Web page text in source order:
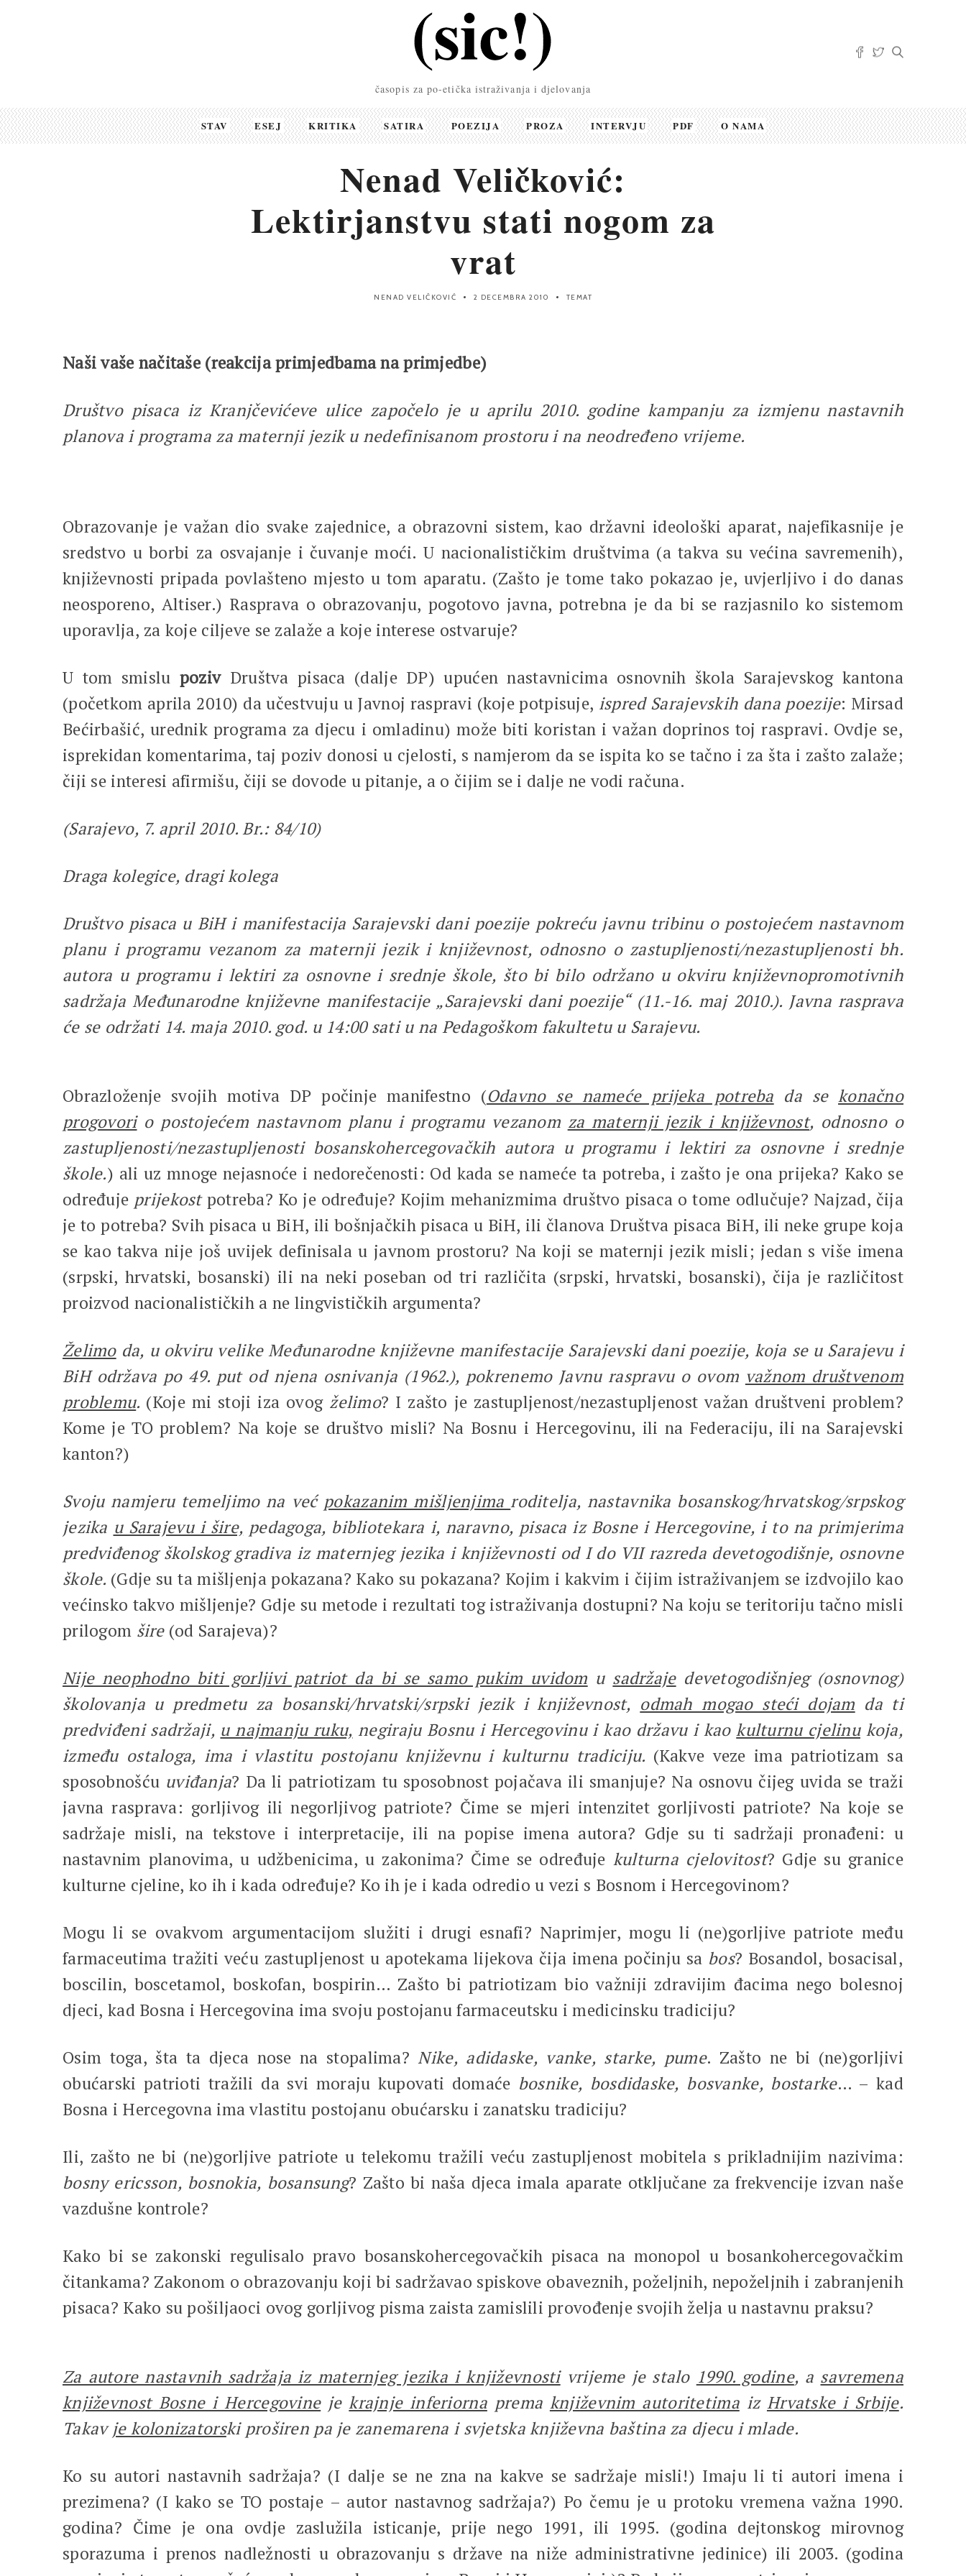
časopis za po-etička istraživanja i djelovanja
STAV ESEJ KRITIKA SATIRA POEZIJA PROZA INTERVJU PDF O NAMA
Nenad Veličković:
Lektirjanstvu stati nogom za
vrat
NENAD VELIČKOVIĆ 2 DECEMBRA 2010 TEMAT
Naši vaše načitaše (reakcija primjedbama na primjedbe)
Društvo pisaca iz Kranjčevićeve ulice započelo je u aprilu 2010. godine kampanju za izmjenu nastavnih
planova i programa za maternji jezik u nedefinisanom prostoru i na neodređeno vrijeme.
Obrazovanje je važan dio svake zajednice, a obrazovni sistem, kao državni ideološki aparat, najefikasnije je
sredstvo u borbi za osvajanje i čuvanje moći. U nacionalističkim društvima (a takva su većina savremenih),
književnosti pripada povlašteno mjesto u tom aparatu. (Zašto je tome tako pokazao je, uvjerljivo i do danas
neosporeno, Altiser.) Rasprava o obrazovanju, pogotovo javna, potrebna je da bi se razjasnilo ko sistemom
uporavlja, za koje ciljeve se zalaže a koje interese ostvaruje?
U tom smislu pozivDruštva pisaca (dalje DP) upućen nastavnicima osnovnih škola Sarajevskog kantona
(početkom aprila 2010) da učestvuju u Javnoj raspravi (koje potpisuje, ispred Sarajevskih dana poezije: Mirsad
Bećirbašić, urednik programa za djecu i omladinu) može biti koristan i važan doprinos toj raspravi. Ovdje se,
isprekidan komentarima, taj poziv donosi u cjelosti, s namjerom da se ispita ko se tačno i za šta i zašto zalaže;
čiji se interesi afirmišu, čiji se dovode u pitanje, a o čijim se i dalje ne vodi računa.
(Sarajevo, 7. april 2010. Br.: 84/10)
Draga kolegice, dragi kolega
Društvo pisaca u BiH i manifestacija Sarajevski dani poezije pokreću javnu tribinu o postojećem nastavnom
planu i programu vezanom za maternji jezik i književnost, odnosno o zastupljenosti/nezastupljenosti bh.
autora u programu i lektiri za osnovne i srednje škole, što bi bilo održano u okviru književnopromotivnih
sadržaja Međunarodne književne manifestacije „Sarajevski dani poezije“ (11.-16. maj 2010.). Javna rasprava
će se održati 14. maja 2010. god. u 14:00 sati u na Pedagoškom fakultetu u Sarajevu.
Obrazloženje svojih motiva DP počinje manifestno (Odavno se nameće prijeka potreba da sekonačno
progovorio postojećem nastavnom planu i programu vezanom za maternji jezik i književnost, odnosno o
zastupljenosti/nezastupljenosti bosanskohercegovačkih autora u programu i lektiri za osnovne i srednje
škole.) ali uz mnoge nejasnoće i nedorečenosti: Od kada se nameće ta potreba, i zašto je ona prijeka? Kako se
određuje prijekostpotreba? Ko je određuje? Kojim mehanizmima društvo pisaca o tome odlučuje? Najzad, čija
je to potreba? Svih pisaca u BiH, ili bošnjačkih pisaca u BiH, ili članova Društva pisaca BiH, ili neke grupe koja
se kao takva nije još uvijek definisala u javnom prostoru? Na koji se maternji jezik misli; jedan s više imena
(srpski, hrvatski, bosanski) ili na neki poseban od tri različita (srpski, hrvatski, bosanski), čija je različitost
proizvod nacionalističkih a ne lingvističkih argumenta?
Želimoda, u okviru velike Međunarodne književne manifestacije Sarajevski dani poezije, koja se u Sarajevu i
BiH održava po 49. put od njena osnivanja (1962.), pokrenemo Javnu raspravu o ovom važnom društvenom
problemu. (Koje mi stoji iza ovog želimo? I zašto je zastupljenost/nezastupljenost važan društveni problem?
Kome je TO problem? Na koje se društvo misli? Na Bosnu i Hercegovinu, ili na Federaciju, ili na Sarajevski
kanton?)
Svoju namjeru temeljimo na već pokazanim mišljenjimaroditelja, nastavnika bosanskog/hrvatskog/srpskog
jezika u Sarajevu i šire, pedagoga, bibliotekara i, naravno, pisaca iz Bosne i Hercegovine, i to na primjerima
predviđenog školskog gradiva iz maternjeg jezika i književnosti od I do VII razreda devetogodišnje, osnovne
škole. (Gdje su ta mišljenja pokazana? Kako su pokazana? Kojim i kakvim i čijim istraživanjem se izdvojilo kao
većinsko takvo mišljenje? Gdje su metode i rezultati tog istraživanja dostupni? Na koju se teritoriju tačno misli
prilogom šire (od Sarajeva)?
Nije neophodno biti gorljivi patriot da bi se samo pukim uvidom u sadržajedevetogodišnjeg (osnovnog)
školovanja u predmetu za bosanski/hrvatski/srpski jezik i književnost, odmah mogao steći dojam da ti
predviđeni sadržaji, u najmanju ruku, negiraju Bosnu i Hercegovinu i kao državu i kaokulturnu cjelinukoja,
između ostaloga, ima i vlastitu postojanu književnu i kulturnu tradiciju. (Kakve veze ima patriotizam sa
sposobnošću uviđanja? Da li patriotizam tu sposobnost pojačava ili smanjuje? Na osnovu čijeg uvida se traži
javna rasprava: gorljivog ili negorljivog patriote? Čime se mjeri intenzitet gorljivosti patriote? Na koje se
sadržaje misli, na tekstove i interpretacije, ili na popise imena autora? Gdje su ti sadržaji pronađeni: u
nastavnim planovima, u udžbenicima, u zakonima? Čime se određuje kulturna cjelovitost? Gdje su granice
kulturne cjeline, ko ih i kada određuje? Ko ih je i kada odredio u vezi s Bosnom i Hercegovinom?
Mogu li se ovakvom argumentacijom služiti i drugi esnafi? Naprimjer, mogu li (ne)gorljive patriote među
farmaceutima tražiti veću zastupljenost u apotekama lijekova čija imena počinju sa bos? Bosandol, bosacisal,
boscilin, boscetamol, boskofan, bospirin… Zašto bi patriotizam bio važniji zdravijim đacima nego bolesnoj
djeci, kad Bosna i Hercegovina ima svoju postojanu farmaceutsku i medicinsku tradiciju?
Osim toga, šta ta djeca nose na stopalima?Nike, adidaske, vanke, starke, pume. Zašto ne bi (ne)gorljivi
obućarski patrioti tražili da svi moraju kupovati domaće bosnike, bosdidaske, bosvanke, bostarke… – kad
Bosna i Hercegovna ima vlastitu postojanu obućarsku i zanatsku tradiciju?
Ili, zašto ne bi (ne)gorljive patriote u telekomu tražili veću zastupljenost mobitela s prikladnijim nazivima:
bosny ericsson, bosnokia, bosansung? Zašto bi naša djeca imala aparate otključane za frekvencije izvan naše
vazdušne kontrole?
Kako bi se zakonski regulisalo pravo bosanskohercegovačkih pisaca na monopol u bosankohercegovačkim
čitankama? Zakonom o obrazovanju koji bi sadržavao spiskove obaveznih, poželjnih, nepoželjnih i zabranjenih
pisaca? Kako su pošiljaoci ovog gorljivog pisma zaista zamislili provođenje svojih želja u nastavnu praksu?
Za autore nastavnih sadržaja iz maternjeg jezika i književnostivrijeme je stalo 1990. godine, a savremena
književnost Bosne i Hercegovinejekrajnje inferiornaprema književnim autoritetimaiz Hrvatske i Srbije.
Takavje kolonizatorski proširen pa je zanemarena i svjetska književna baština za djecu i mlade.
Ko su autori nastavnih sadržaja? (I dalje se ne zna na kakve se sadržaje misli!) Imaju li ti autori imena i
prezimena? (I kako se TO postaje – autor nastavnog sadržaja?) Po čemu je u protoku vremena važna 1990.
godina? Čime je ona ovdje zaslužila isticanje, prije nego 1991, ili 1995. (godina dejtonskog mirovnog
sporazuma i prenos nadležnosti u obrazovanju s države na niže administrativne jedinice) ili 2003. (godina